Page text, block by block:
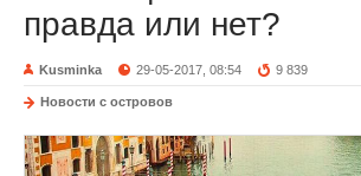
правда или нет?
Kusminka 29-05-2017, 08:54 9 839
Новости с островов